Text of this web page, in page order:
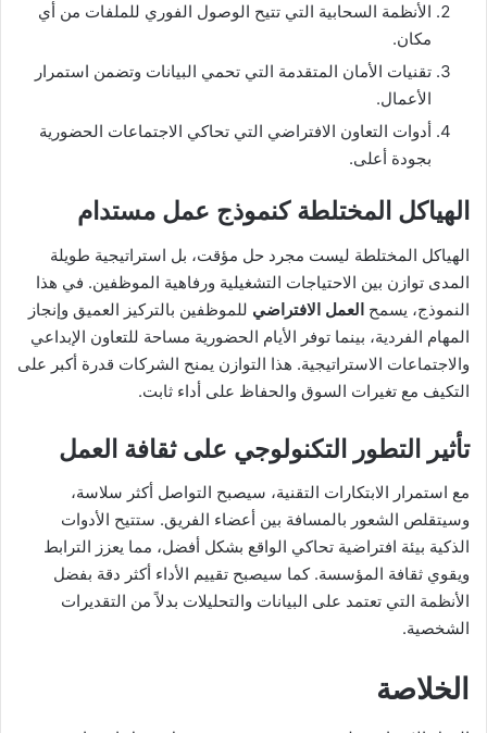
الأنظمة السحابية التي تتيح الوصول الفوري للملفات من أي
مكان.
تقنيات الأمان المتقدمة التي تحمي البيانات وتضمن استمرار
الأعمال.
أدوات التعاون الافتراضي التي تحاكي الاجتماعات الحضورية
بجودة أعلى.
الهياكل المختلطة كنموذج عمل مستدام
الهياكل المختلطة ليست مجرد حل مؤقت، بل استراتيجية طويلة
المدى توازن بين الاحتياجات التشغيلية ورفاهية الموظفين. في هذا
النموذج، يسمح العمل الافتراضي للموظفين بالتركيز العميق وإنجاز
المهام الفردية، بينما توفر الأيام الحضورية مساحة للتعاون الإبداعي
والاجتماعات الاستراتيجية. هذا التوازن يمنح الشركات قدرة أكبر على
التكيف مع تغيرات السوق والحفاظ على أداء ثابت.
تأثير التطور التكنولوجي على ثقافة العمل
مع استمرار الابتكارات التقنية، سيصبح التواصل أكثر سلاسة،
وسيتقلص الشعور بالمسافة بين أعضاء الفريق. ستتيح الأدوات
الذكية بيئة افتراضية تحاكي الواقع بشكل أفضل، مما يعزز الترابط
ويقوي ثقافة المؤسسة. كما سيصبح تقييم الأداء أكثر دقة بفضل
الأنظمة التي تعتمد على البيانات والتحليلات بدلاً من التقديرات
الشخصية.
الخلاصة